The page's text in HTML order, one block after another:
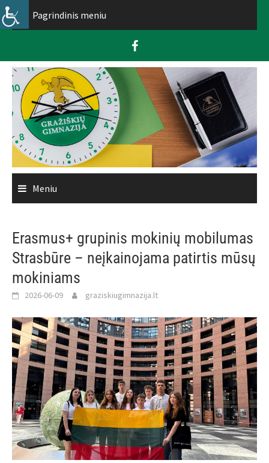
Skip
to
Pagrindinis meniu
Meniu
Erasmus+ grupinis mokinių mobilumas
Strasbūre – neįkainojama patirtis mūsų
mokiniams
2026-06-09 graziskiugimnazija.lt